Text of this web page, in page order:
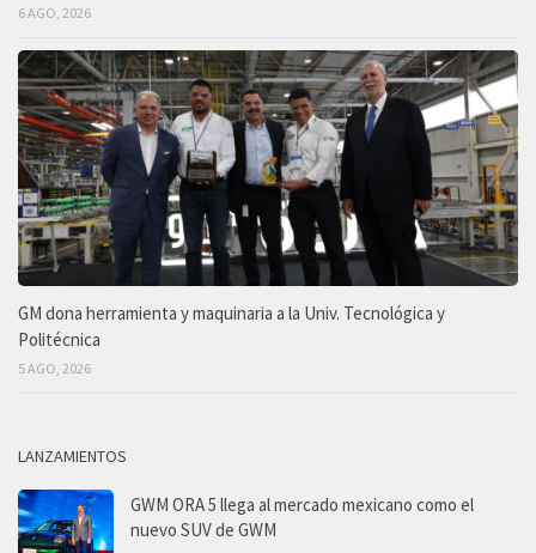
6 AGO, 2026
GM dona herramienta y maquinaria a la Univ. Tecnológica y
Politécnica
5 AGO, 2026
LANZAMIENTOS
GWM ORA 5 llega al mercado mexicano como el
nuevo SUV de GWM